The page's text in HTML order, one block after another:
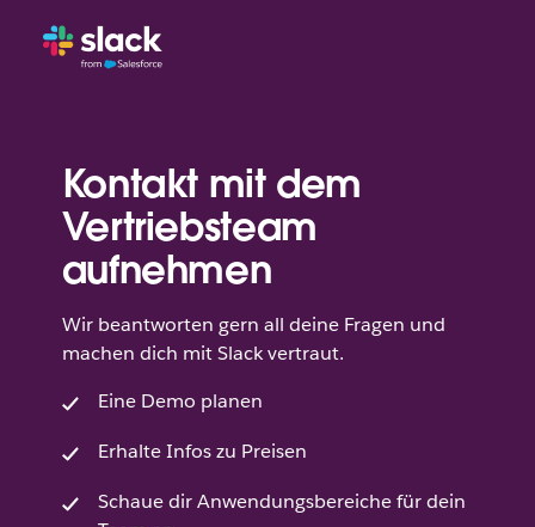
Kontakt mit dem
Vertriebsteam
aufnehmen
Wir beantworten gern all deine Fragen und
machen dich mit Slack vertraut.
Eine Demo planen
Erhalte Infos zu Preisen
Schaue dir Anwendungsbereiche für dein